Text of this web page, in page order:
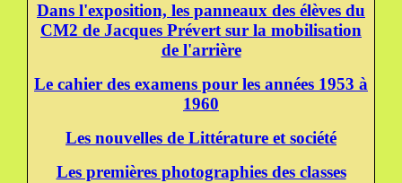
Dans l'exposition, les panneaux des élèves du
CM2 de Jacques Prévert sur la mobilisation
de l'arrière
Le cahier des examens pour les années 1953 à
1960
Les nouvelles de Littérature et société
Les premières photographies des classes